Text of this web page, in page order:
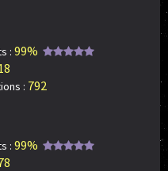
: 99%
: 792
: 99%